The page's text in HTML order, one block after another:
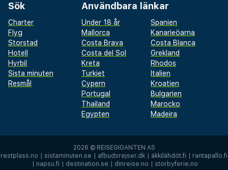
Sök
Charter
Flyg
Storstad
Hotell
Hyrbil
Sista minuten
Resmål
Användbara länkar
Under 18 år
Spanien
Mallorca
Kanarieöarna
Costa Brava
Costa Blanca
Costa del Sol
Grekland
Kreta
Rhodos
Turkiet
Italien
Cypern
Kroatien
Portugal
Bulgarien
Thailand
Marocko
Egypten
Madeira
2026 © REISEGIGANTEN AS
restplass.no
sistaminuten.se afbudsrejser.dk äkkilähdöt.fi
rantapallo.fi
napsu.fi destination.se dinreise.no storbyferie.no